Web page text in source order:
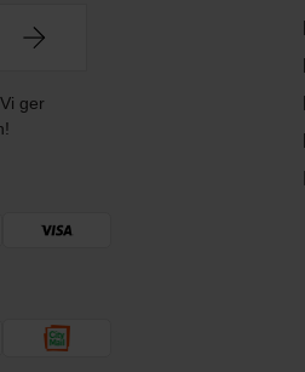
ger